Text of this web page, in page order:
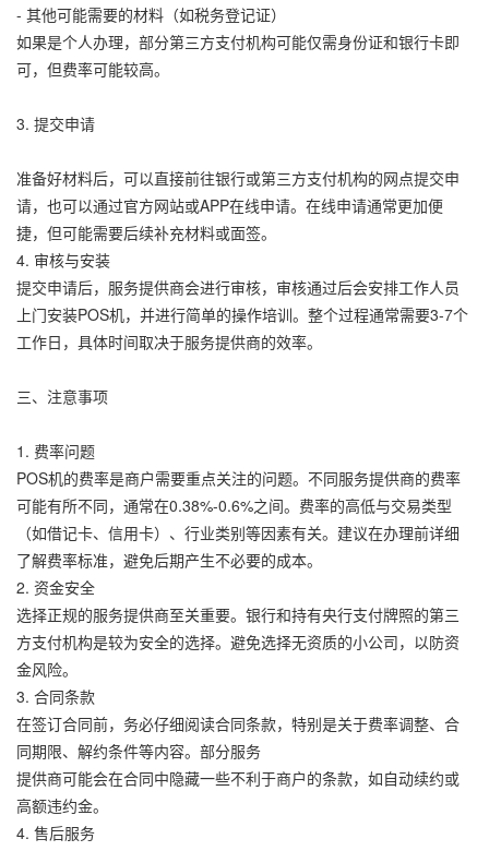
- 其他可能需要的材料（如税务登记证）
如果是个人办理，部分第三方支付机构可能仅需身份证和银行卡即
可，但费率可能较高。
3. 提交申请
准备好材料后，可以直接前往银行或第三方支付机构的网点提交申
请，也可以通过官方网站或APP在线申请。在线申请通常更加便
捷，但可能需要后续补充材料或面签。
4. 审核与安装
提交申请后，服务提供商会进行审核，审核通过后会安排工作人员
上门安装POS机，并进行简单的操作培训。整个过程通常需要3-7个
工作日，具体时间取决于服务提供商的效率。
三、注意事项
1. 费率问题
POS机的费率是商户需要重点关注的问题。不同服务提供商的费率
可能有所不同，通常在0.38%-0.6%之间。费率的高低与交易类型
（如借记卡、信用卡）、行业类别等因素有关。建议在办理前详细
了解费率标准，避免后期产生不必要的成本。
2. 资金安全
选择正规的服务提供商至关重要。银行和持有央行支付牌照的第三
方支付机构是较为安全的选择。避免选择无资质的小公司，以防资
金风险。
3. 合同条款
在签订合同前，务必仔细阅读合同条款，特别是关于费率调整、合
同期限、解约条件等内容。部分服务
提供商可能会在合同中隐藏一些不利于商户的条款，如自动续约或
高额违约金。
4. 售后服务